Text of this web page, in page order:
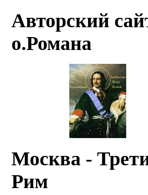
Авторский
о.Романа
Москва -
Рим